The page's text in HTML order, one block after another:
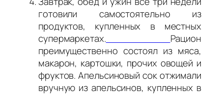
готовили самостоятельно из
продуктов, купленных в местных
супермаркетах.
Рацион
преимущественно состоял из мяса,
макарон, картошки, прочих овощей и
фруктов. Апельсиновый сок отжимали
вручную из апельсинов, купленных в